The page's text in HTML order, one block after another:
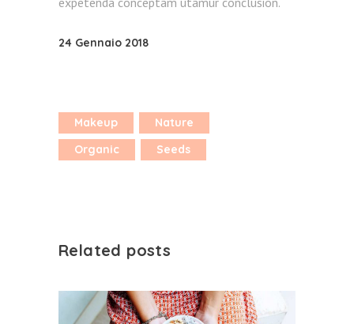
24 Gennaio 2018
Makeup
Nature
Organic
Seeds
Related posts